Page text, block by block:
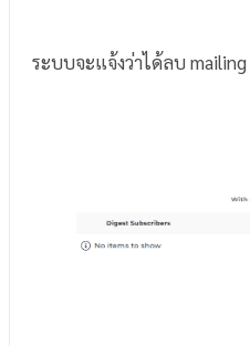
ระบบจะแจ้งว่าได้ลบ